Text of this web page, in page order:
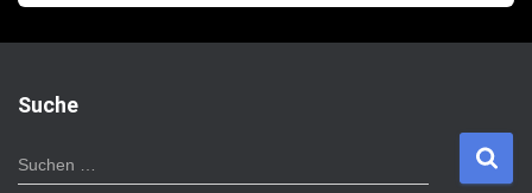
Suche
S
u
Suchen …